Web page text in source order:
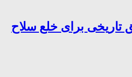
تاریخی برای خلع سلاح